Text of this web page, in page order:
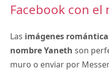
Facebook con el
Las imágenes
nombre Yaneth son
muro o enviar por